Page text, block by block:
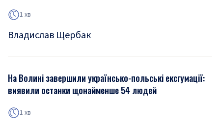
1 хв
Владислав Щербак
На Волині завершили українсько-польські ексгумації:
виявили останки щонайменше 54 людей
1 хв